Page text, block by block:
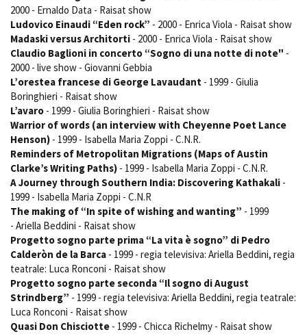
2000 - Ernaldo Data - Raisat show
Ludovico Einaudi “Eden rock” - 2000 - Enrica Viola - Raisat show
Madaski versus Architorti - 2000 - Enrica Viola - Raisat show
Claudio Baglioni in concerto “Sogno di una notte di note" -
2000 - live show - Giovanni Gebbia
L’orestea francese di George Lavaudant - 1999 - Giulia
Boringhieri - Raisat show
L’avaro - 1999 - Giulia Boringhieri - Raisat show
Warrior of words (an interview with Cheyenne Poet Lance
Henson) - 1999 - Isabella Maria Zoppi - C.N.R.
Reminders of Metropolitan Migrations (Maps of Austin
Clarke’s Writing Paths) - 1999 - Isabella Maria Zoppi - C.N.R.
A Journey through Southern India: Discovering Kathakali -
1999 - Isabella Maria Zoppi - C.N.R
The making of “In spite of wishing and wanting” - 1999
- Ariella Beddini - Raisat show
Progetto sogno parte prima “La vita è sogno” di Pedro
Calderòn de la Barca - 1999 - regia televisiva: Ariella Beddini, regia
teatrale: Luca Ronconi - Raisat show
Progetto sogno parte seconda “Il sogno di August
Strindberg” - 1999 - regia televisiva: Ariella Beddini, regia teatrale:
Luca Ronconi - Raisat show
Quasi Don Chisciotte - 1999 - Chicca Richelmy - Raisat show